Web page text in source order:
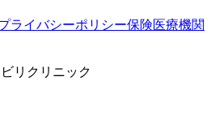
ライバシーポリシー保険医療機関
リクリニック